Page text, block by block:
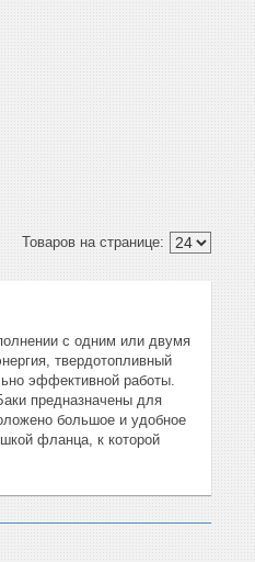
с одним или двумя
твердотопливный
эффективной работы.
предназначены для
большое и удобное
фланца, к которой